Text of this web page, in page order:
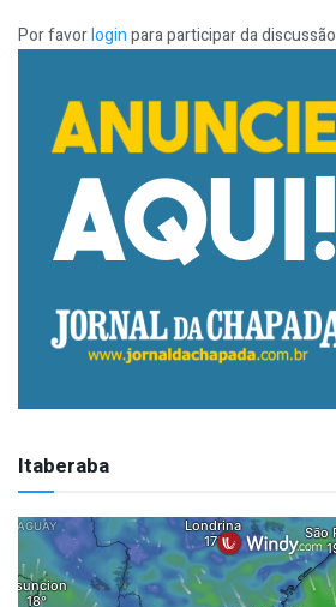
Por favorloginpara participar da discussão
Itaberaba